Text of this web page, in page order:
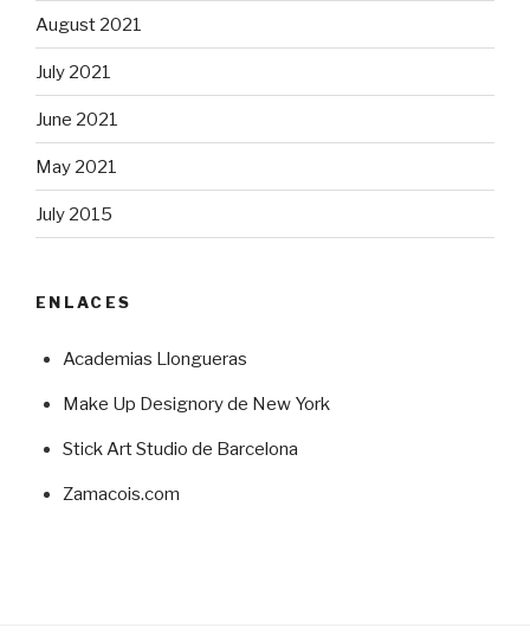
August 2021
July 2021
June 2021
May 2021
July 2015
ENLACES
Academias Llongueras
Make Up Designory de New York
Stick Art Studio de Barcelona
Zamacois.com